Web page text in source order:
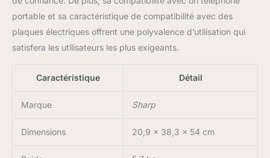
portable et sa caractéristique de compatibilité avec des
plaques électriques offrent une polyvalence d’utilisation qui
satisfera les utilisateurs les plus exigeants.
Caractéristique Détail
Marque Sharp
Dimensions 20,9 x 38,3 x 54 cm